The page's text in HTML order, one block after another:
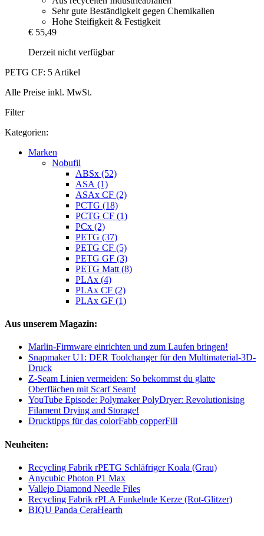
Sehr gute Beständigkeit gegen Chemikalien
Hohe Steifigkeit & Festigkeit
€ 55,49
Derzeit nicht verfügbar
PETG CF: 5 Artikel
Alle Preise inkl. MwSt.
Filter
Kategorien:
Marken
Nobufil
ABSx (52)
ASA (1)
ASAx CF (2)
PCTG (18)
PCTG CF (1)
PCx (2)
PETG (37)
PETG CF (5)
PETG GF (3)
PETG Matt (8)
PLAx (4)
PLAx CF (2)
PLAx GF (1)
Aus unserem Magazin:
Marlin-Firmware einrichten und zum Laufen bringen!
Snapmaker U1: DER Toolchanger für den Multimaterial-3D-
Druck
Z-Seam Linien vermeiden: So bekommst du glatte
Oberflächen mit Scarf Seam!
YouTube Episode: Polymaker PolyDryer: Revolutionising
Filament Drying and Storage!
Drucktipps für das colorFabb copperFill
Neuheiten:
Recycling Fabrik rPETG Schläfriger Koala (Grau)
Anycubic Photon P1 Max
Vallejo Diamond Needle Files
Recycling Fabrik rPLA Funkelnde Kerze (Rot-Glitzer)
BIQU Panda CeraHearth